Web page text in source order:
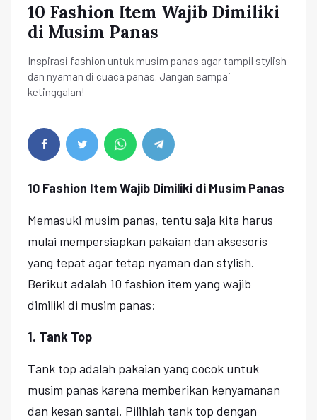
10 Fashion Item Wajib Dimiliki
di Musim Panas
Inspirasi fashion untuk musim panas agar tampil stylish
dan nyaman di cuaca panas. Jangan sampai
ketinggalan!
10 Fashion Item Wajib Dimiliki di Musim Panas
Memasuki musim panas, tentu saja kita harus
mulai mempersiapkan pakaian dan aksesoris
yang tepat agar tetap nyaman dan stylish.
Berikut adalah 10 fashion item yang wajib
dimiliki di musim panas:
1. Tank Top
Tank top adalah pakaian yang cocok untuk
musim panas karena memberikan kenyamanan
dan kesan santai. Pilihlah tank top dengan